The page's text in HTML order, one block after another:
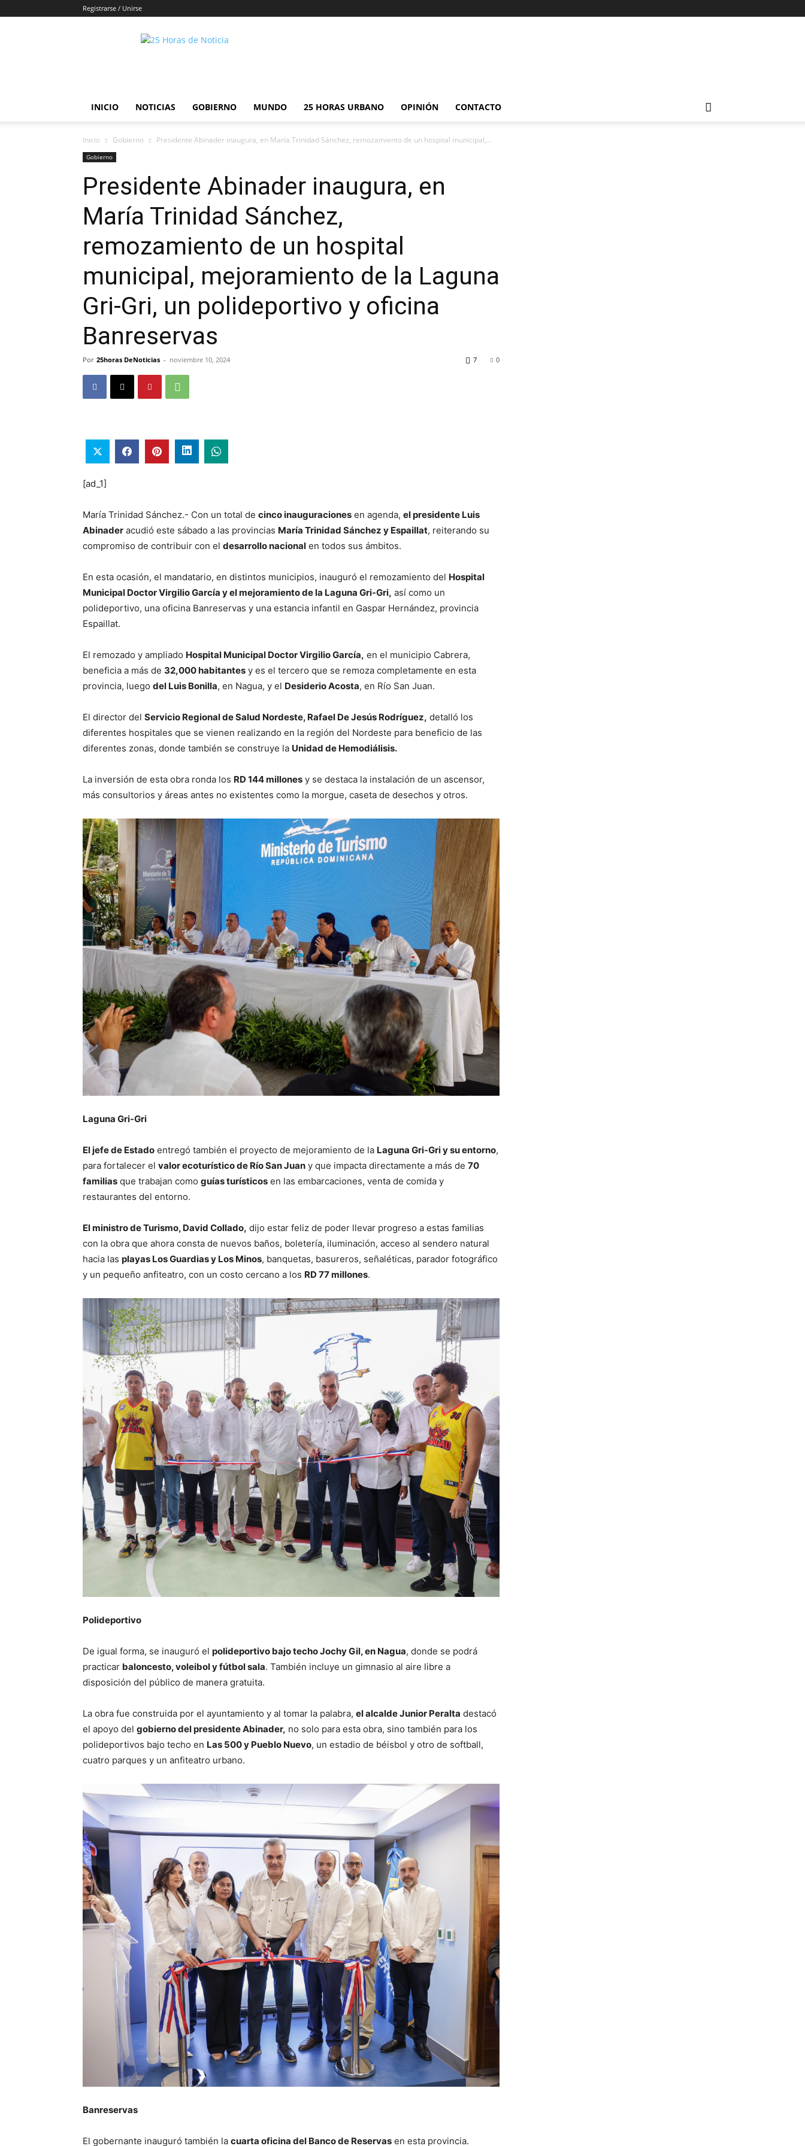
Registrarse / Unirse
25horasdenoticias
INICIO NOTICIAS GOBIERNO MUNDO 25 HORAS URBANO OPINIÓN CONTACTO
Inicio Gobierno Presidente Abinader inaugura, en María Trinidad Sánchez, remozamiento de un hospital municipal,...
Gobierno
Presidente Abinader inaugura, en
María Trinidad Sánchez,
remozamiento de un hospital
municipal, mejoramiento de la Laguna
Gri-Gri, un polideportivo y oficina
Banreservas
Por 25horas DeNoticias - noviembre 10, 2024 0
7
[ad_1]
María Trinidad Sánchez.- Con un total de cinco inauguraciones en agenda, el presidente Luis
Abinader acudió este sábado a las provincias María Trinidad Sánchez y Espaillat, reiterando su
compromiso de contribuir con el desarrollo nacional en todos sus ámbitos.
En esta ocasión, el mandatario, en distintos municipios, inauguró el remozamiento del Hospital
Municipal Doctor Virgilio García y el mejoramiento de la Laguna Gri-Gri, así como un
polideportivo, una oficina Banreservas y una estancia infantil en Gaspar Hernández, provincia
Espaillat.
El remozado y ampliado Hospital Municipal Doctor Virgilio García, en el municipio Cabrera,
beneficia a más de 32,000 habitantes y es el tercero que se remoza completamente en esta
provincia, luego del Luis Bonilla, en Nagua, y el Desiderio Acosta, en Río San Juan.
El director del Servicio Regional de Salud Nordeste, Rafael De Jesús Rodríguez, detalló los
diferentes hospitales que se vienen realizando en la región del Nordeste para beneficio de las
diferentes zonas, donde también se construye la Unidad de Hemodiálisis.
La inversión de esta obra ronda los RD 144 millones y se destaca la instalación de un ascensor,
más consultorios y áreas antes no existentes como la morgue, caseta de desechos y otros.
Laguna Gri-Gri
El jefe de Estado entregó también el proyecto de mejoramiento de la Laguna Gri-Gri y su entorno,
para fortalecer el valor ecoturístico de Río San Juan y que impacta directamente a más de 70
familias que trabajan como guías turísticos en las embarcaciones, venta de comida y
restaurantes del entorno.
El ministro de Turismo, David Collado, dijo estar feliz de poder llevar progreso a estas familias
con la obra que ahora consta de nuevos baños, boletería, iluminación, acceso al sendero natural
hacia las playas Los Guardias y Los Minos, banquetas, basureros, señaléticas, parador fotográfico
y un pequeño anfiteatro, con un costo cercano a los RD 77 millones.
Polideportivo
De igual forma, se inauguró el polideportivo bajo techo Jochy Gil, en Nagua, donde se podrá
practicar baloncesto, voleibol y fútbol sala. También incluye un gimnasio al aire libre a
disposición del público de manera gratuita.
La obra fue construida por el ayuntamiento y al tomar la palabra, el alcalde Junior Peralta destacó
el apoyo del gobierno del presidente Abinader, no solo para esta obra, sino también para los
polideportivos bajo techo en Las 500 y Pueblo Nuevo, un estadio de béisbol y otro de softball,
cuatro parques y un anfiteatro urbano.
Banreservas
El gobernante inauguró también la cuarta oficina del Banco de Reservas en esta provincia.